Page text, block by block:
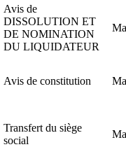
Avis de
DISSOLUTION ET
DE NOMINATION
DU LIQUIDATEUR
Avis de constitution
Transfert du siège
social